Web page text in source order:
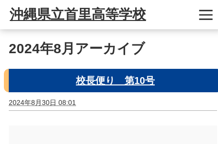
沖縄県立首里高等学校
2024年8月アーカイブ
校長便り 第10号
2024年8月30日 08:01